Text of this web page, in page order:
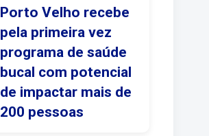
Porto Velho recebe
pela primeira vez
programa de saúde
bucal com potencial
de impactar mais de
200 pessoas